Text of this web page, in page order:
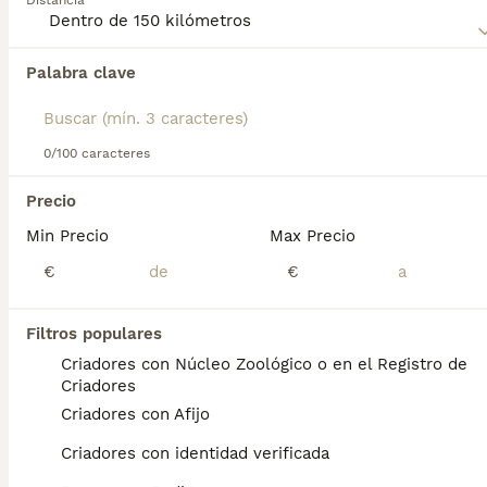
Palabra clave
0/100 caracteres
Precio
Min Precio
€
Max Precio
€
Filtros populares
Criadores con Núcleo Zoológico o en el Registro de
Criadores
Criadores con Afijo
Criadores con identidad verificada
Encontramos 0 Grifón Azul de Gascuña
Madrid.
Si deseas exactamente esta búsqueda guarda tu
¿Qué tamaño tiene un Grifón
azul de Gascuña?
Apariencia. Este grifón azul tiene un tamaño